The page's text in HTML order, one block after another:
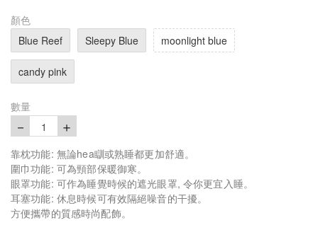
顏色
Blue Reef
Sleepy Blue moonlight blue
candy pink
數量
－ 1 ＋
靠枕功能: 無論hea瞓或熟睡都更加舒適。
圍巾功能: 可為頸部保暖御寒。
眼罩功能: 可作為睡覺時候的遮光眼罩, 令你更宜入睡。
耳塞功能: 休息時候可有效隔絕噪音的干擾。
方便攜帶的質感時尚配飾。